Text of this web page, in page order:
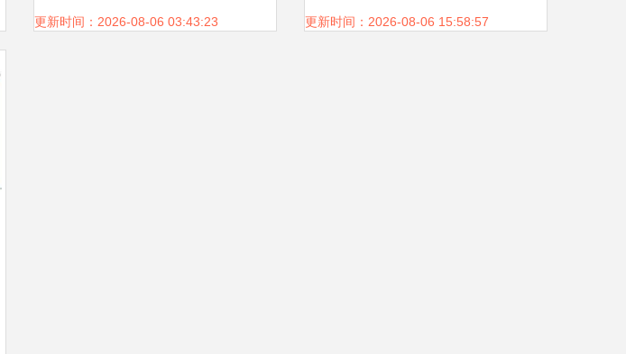
更新时间：2026-08-06 03:43:23 更新时间：2026-08-06 15:58:57